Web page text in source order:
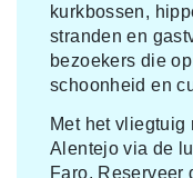
kurkbossen,
stranden en
bezoekers die
schoonheid en
Met het vliegtuig
Alentejo via de
Faro. Reserveer